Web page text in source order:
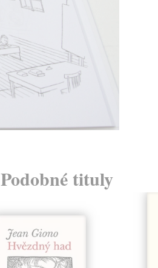
Podobné tituly